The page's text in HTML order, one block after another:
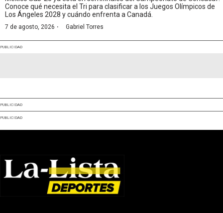
Conoce qué necesita el Tri para clasificar a los Juegos Olímpicos de
Los Ángeles 2028 y cuándo enfrenta a Canadá.
7 de agosto, 2026 · Gabriel Torres
PUBLICIDAD
PUBLICIDAD
PUBLICIDAD